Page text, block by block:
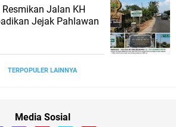
Jalan KH
Jejak Pahlawan
TERPOPULER LAINNYA
Media Sosial